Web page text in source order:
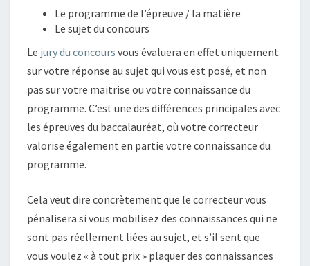
Le programme de l’épreuve / la matière
Le sujet du concours
Le jury du concours vous évaluera en effet uniquement
sur votre réponse au sujet qui vous est posé, et non
pas sur votre maitrise ou votre connaissance du
programme. C’est une des différences principales avec
les épreuves du baccalauréat, où votre correcteur
valorise également en partie votre connaissance du
programme.
Cela veut dire concrètement que le correcteur vous
pénalisera si vous mobilisez des connaissances qui ne
sont pas réellement liées au sujet, et s’il sent que
vous voulez « à tout prix » plaquer des connaissances